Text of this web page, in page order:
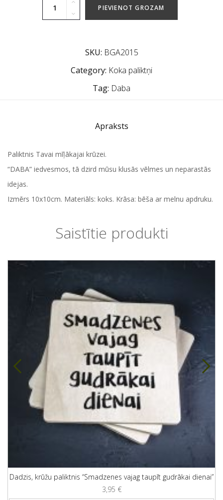
PIEVIENOT GROZAM
SKU: BGA2015
Category: Koka paliktņi
Tag: Daba
Apraksts
Paliktnis Tavai mīļākajai krūzei.
“DABA” iedvesmos, tā dzird mūsu klusās vēlmes un neparastās
idejas.
Izmērs 10x10cm. Materiāls: koks. Krāsa: bēša ar melnu apdruku.
Saistītie produkti
Dadzis, krūžu paliktnis “Smadzenes vajag taupīt gudrākai dienai”
3,95 €